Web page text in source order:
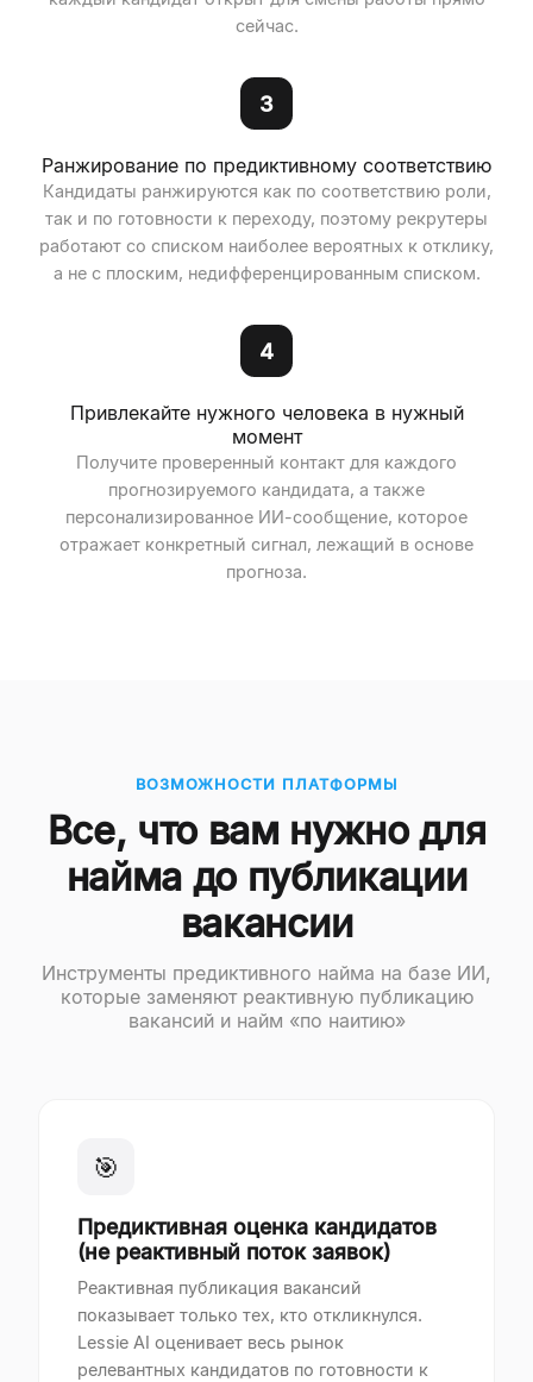
сейчас.
3
Ранжирование по предиктивному соответствию
Кандидаты ранжируются как по соответствию роли,
так и по готовности к переходу, поэтому рекрутеры
работают со списком наиболее вероятных к отклику,
а не с плоским, недифференцированным списком.
4
Привлекайте нужного человека в нужный
момент
Получите проверенный контакт для каждого
прогнозируемого кандидата, а также
персонализированное ИИ-сообщение, которое
отражает конкретный сигнал, лежащий в основе
прогноза.
ВОЗМОЖНОСТИ ПЛАТФОРМЫ
Все, что вам нужно для
найма до публикации
вакансии
Инструменты предиктивного найма на базе ИИ,
которые заменяют реактивную публикацию
вакансий и найм «по наитию»
🎯
Предиктивная оценка кандидатов
(не реактивный поток заявок)
Реактивная публикация вакансий
показывает только тех, кто откликнулся.
Lessie AI оценивает весь рынок
релевантных кандидатов по готовности к